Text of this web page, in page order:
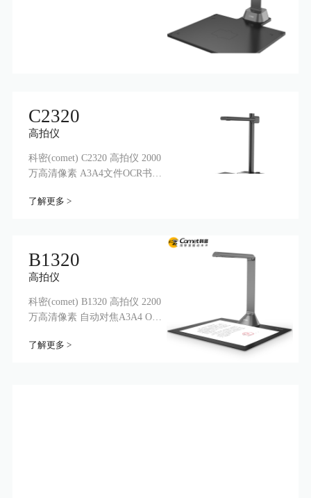
C2320
高拍仪
科密(comet) C2320 高拍仪 2000
万高清像素 A3A4文件OCR书籍
了解更多 >
B1320
高拍仪
科密(comet) B1320 高拍仪 2200
万高清像素 自动对焦A3A4 OCR
了解更多 >